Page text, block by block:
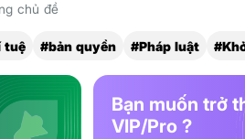
chủ đề
tuệ #bản quyền #Pháp luật
Bạn muốn trở
VIP/Pro ?